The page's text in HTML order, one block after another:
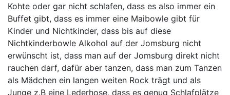
Kohte oder gar nicht schlafen, dass es also immer ein
Buffet gibt, dass es immer eine Maibowle gibt für
Kinder und Nichtkinder, dass bis auf diese
Nichtkinderbowle Alkohol auf der Jomsburg nicht
erwünscht ist, dass man auf der Jomsburg direkt nicht
rauchen darf, dafür aber tanzen, dass man zum Tanzen
als Mädchen ein langen weiten Rock trägt und als
Junge z.B eine Lederhose, dass es genug Schlafplätze